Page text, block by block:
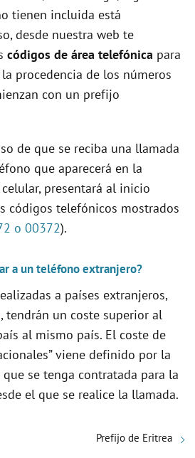
tienen incluida está
desde nuestra web te
códigos de área telefónica para
procedencia de los números
con un prefijo
de que se reciba una llamada
que aparecerá en la
presentará al inicio
códigos telefónicos mostrados
o 00372).
a un teléfono extranjero?
a países extranjeros,
, tendrán un coste superior al
al mismo país. El coste de
viene definido por la
se tenga contratada para la
el que se realice la llamada.
Prefijo de Eritrea